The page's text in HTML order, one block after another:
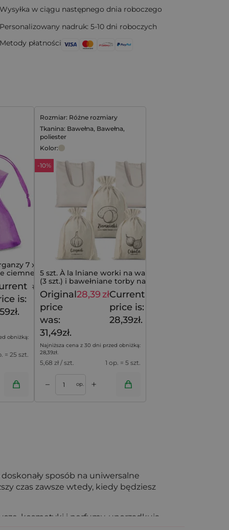
Wysyłka w ciągu następnego dnia roboczego
Personalizowany nadruk: 5-10 dni roboczych
Metody płatności
7 x 9
ciemne
11,29
is:
obniżką:
= 25 szt.
Rozmiar: Różne rozmiary
Tkanina: Bawełna, Bawełna,
poliester
Kolor:
-10%
5 szt. À la lniane worki na warzywa
(3 szt.) i bawełniane torby na
zakupy (2 szt.)
Original
price
was:
31,49zł.
28,39złCurrent
price is:
28,39zł.
Najniższa cena z 30 dni przed obniżką:
28,39zł.
5,68 zł / szt. 1 op. = 5 szt.
– op. +
sposób na uniwersalne
czas zawsze wtedy, kiedy będziesz
kosmetyki i perfumy, uporządkują